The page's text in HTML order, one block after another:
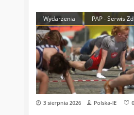
Wydarzenia PAP - Serwis
3 sierpnia 2026 Polska-IE 0